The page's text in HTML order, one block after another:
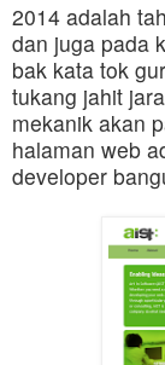
2014 adalah
dan juga pada
bak kata tok
tukang jahit
mekanik akan
halaman web
developer